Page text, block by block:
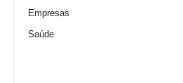
Empresas
Saúde